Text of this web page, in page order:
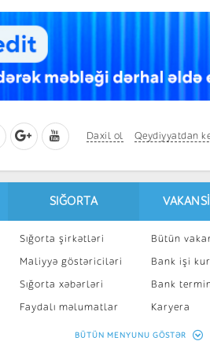
Daxil ol Qeydiyyatdan
SIĞORTA
Sığorta şirkətləri
Maliyyə göstəriciləri
Sığorta xəbərləri
Faydalı məlumatlar
Sığorta kalkulyatoru
Bütün
Bank işi
Bank
Karyera
Peşakar
BÜTÜN MENYUNU GÖSTƏR